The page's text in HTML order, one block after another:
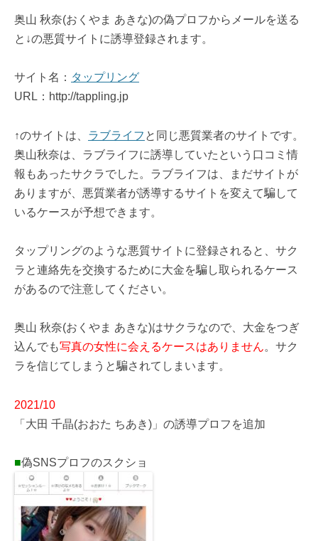
奥山 秋奈(おくやま あきな)の偽プロフからメールを送る
と↓の悪質サイトに誘導登録されます。
サイト名： タップリング
URL：http://tappling.jp
↑のサイトは、 ラブライフ と同じ悪質業者のサイトです。
奥山秋奈は、ラブライフに誘導していたという口コミ情
報もあったサクラでした。ラブライフは、まだサイトが
ありますが、悪質業者が誘導するサイトを変えて騙して
いるケースが予想できます。
タップリングのような悪質サイトに登録されると、サク
ラと連絡先を交換するために大金を騙し取られるケース
があるので注意してください。
奥山 秋奈(おくやま あきな)はサクラなので、大金をつぎ
込んでも写真の女性に会えるケースはありません。サク
ラを信じてしまうと騙されてしまいます。
2021/10
「大田 千晶(おおた ちあき)」の誘導プロフを追加
■偽SNSプロフのスクショ